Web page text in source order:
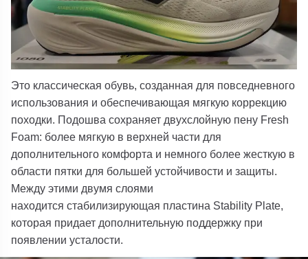
Это классическая обувь, созданная для повседневного
использования и обеспечивающая мягкую коррекцию
походки. Подошва сохраняет двухслойную пену Fresh
Foam: более мягкую в верхней части для
дополнительного комфорта и немного более жесткую в
области пятки для большей устойчивости и защиты.
Между этими двумя слоями
находитсястабилизирующая пластина Stability Plate,
которая придает дополнительную поддержку при
появлении усталости.